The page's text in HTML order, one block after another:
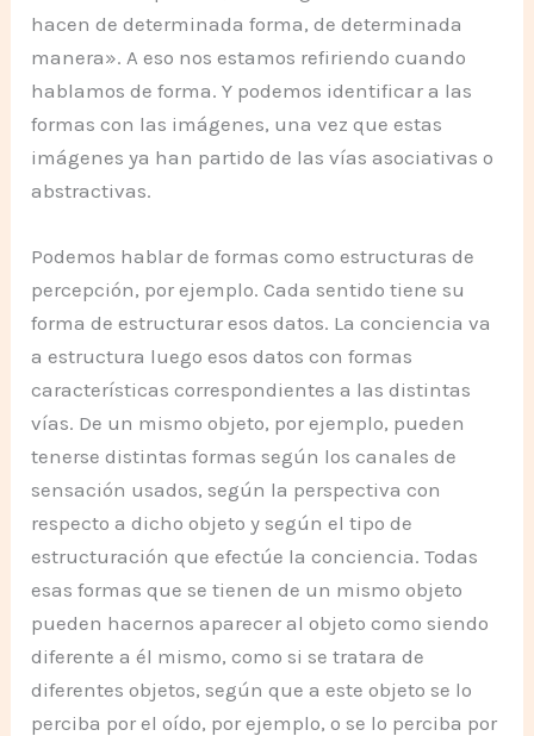
hacen de determinada forma, de determinada
manera». A eso nos estamos refiriendo cuando
hablamos de forma. Y podemos identificar a las
formas con las imágenes, una vez que estas
imágenes ya han partido de las vías asociativas o
abstractivas.
Podemos hablar de formas como estructuras de
percepción, por ejemplo. Cada sentido tiene su
forma de estructurar esos datos. La conciencia va
a estructura luego esos datos con formas
características correspondientes a las distintas
vías. De un mismo objeto, por ejemplo, pueden
tenerse distintas formas según los canales de
sensación usados, según la perspectiva con
respecto a dicho objeto y según el tipo de
estructuración que efectúe la conciencia. Todas
esas formas que se tienen de un mismo objeto
pueden hacernos aparecer al objeto como siendo
diferente a él mismo, como si se tratara de
diferentes objetos, según que a este objeto se lo
perciba por el oído, por ejemplo, o se lo perciba por